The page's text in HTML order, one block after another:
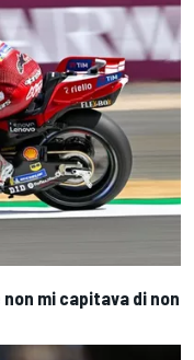
non mi capitava di non